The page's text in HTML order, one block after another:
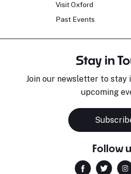
Visit Oxford
Past Events
Stay in
Join our newsletter to stay
upcoming
Follow